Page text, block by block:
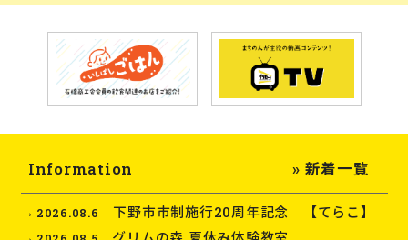
Information » 新着一覧
2026.08.6 下野市市制施行20周年記念 【てらこ】